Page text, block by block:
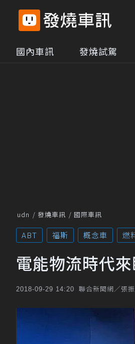
國內車訊 發燒試駕
udn 發燒車訊 國際車訊
ABT 福斯 概念車 燃
電能物流時代
2018-09-29 14:20 聯合新聞網／張